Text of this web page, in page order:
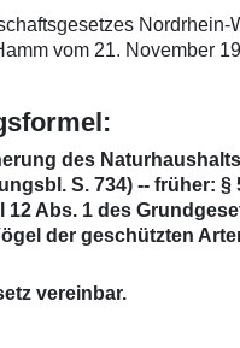
vom 21. November
des
S. 734) -- früher:
Abs. 1 des
der geschützten
vereinbar.